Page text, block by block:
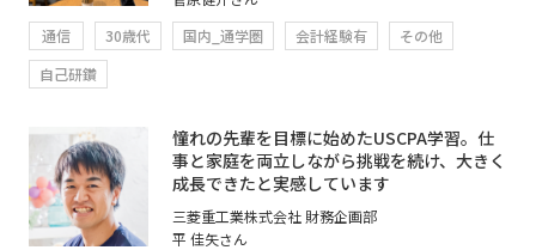
通信
30歳代 国内_通学圏 会計経験有
その他
自己研鑽
憧れの先輩を目標に始めたUSCPA学習。仕
事と家庭を両立しながら挑戦を続け、大きく
成長できたと実感しています
三菱重工業株式会社 財務企画部
平 佳矢さん